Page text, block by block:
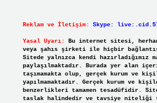
Reklam ve İletişim: Skype:
Yasal Uyarı:
Bu internet sitesi,
veya şahıs şirketi ile hiçbir
Sitede yalnızca kendi hazırladığımız
paylaşılmaktadır. Burada yer alan
taşımamakta olup, gerçek kurum ve
yapılmamaktadır. Gerçek kurum ve
benzerlikleri tamamen tesadüfidir.
taslak halindedir ve tavsiye niteliği